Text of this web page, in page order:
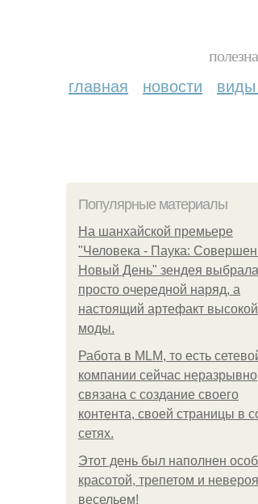
главная новости
Популярные материалы
На шанхайской премьере
"Человека - Паука:
Новый День" зендея
просто очередной наряд, а
настоящий артефакт высокой
моды.
Работа в MLM, то есть
компании сейчас неразрывно
связана с создание своего
контента, своей страницы в
сетях.
Этот день был наполнен
красотой, трепетом и
весельем!